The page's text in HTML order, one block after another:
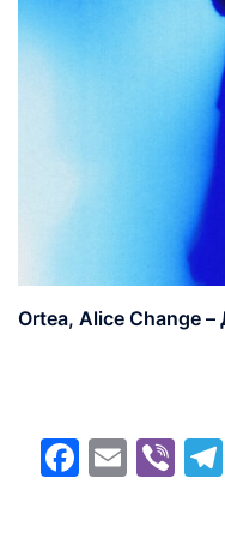
Ortea, Alice Change
Email